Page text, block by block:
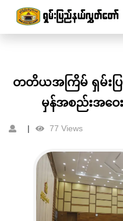
တတိယအကြိမ် ရှမ်း
မှန်အစည်းအဝေ
77 Views